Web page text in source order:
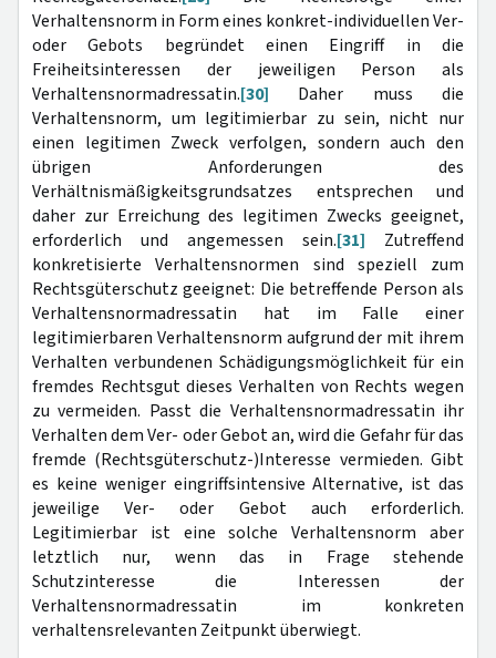
Verhaltensnorm in Form eines konkret-individuellen Ver-
oder Gebots begründet einen Eingriff in die
Freiheitsinteressen der jeweiligen Person als
Verhaltensnormadressatin.[30] Daher muss die
Verhaltensnorm, um legitimierbar zu sein, nicht nur
einen legitimen Zweck verfolgen, sondern auch den
übrigen Anforderungen des
Verhältnismäßigkeitsgrundsatzes entsprechen und
daher zur Erreichung des legitimen Zwecks geeignet,
erforderlich und angemessen sein.[31] Zutreffend
konkretisierte Verhaltensnormen sind speziell zum
Rechtsgüterschutz geeignet: Die betreffende Person als
Verhaltensnormadressatin hat im Falle einer
legitimierbaren Verhaltensnorm aufgrund der mit ihrem
Verhalten verbundenen Schädigungsmöglichkeit für ein
fremdes Rechtsgut dieses Verhalten von Rechts wegen
zu vermeiden. Passt die Verhaltensnormadressatin ihr
Verhalten dem Ver- oder Gebot an, wird die Gefahr für das
fremde (Rechtsgüterschutz-)Interesse vermieden. Gibt
es keine weniger eingriffsintensive Alternative, ist das
jeweilige Ver- oder Gebot auch erforderlich.
Legitimierbar ist eine solche Verhaltensnorm aber
letztlich nur, wenn das in Frage stehende
Schutzinteresse die Interessen der
Verhaltensnormadressatin im konkreten
verhaltensrelevanten Zeitpunkt überwiegt.